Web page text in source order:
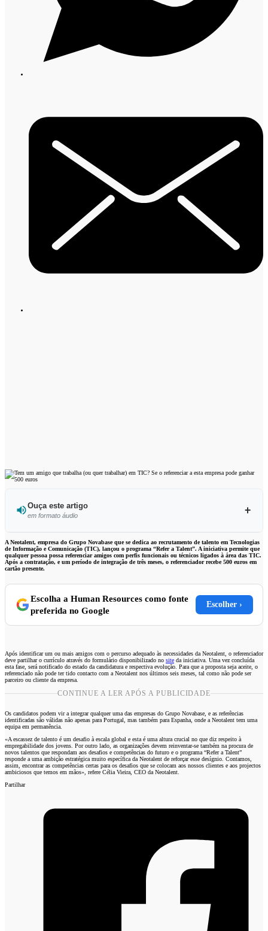
Ouça este artigo
em formato áudio
Ouvir este artigo
A Neotalent, empresa do Grupo Novabase que se dedica ao recrutamento de talento em Tecnologias
de Informação e Comunicação (TIC), lançou o programa “Refer a Talent”. A iniciativa permite que
qualquer pessoa possa referenciar amigos com perfis funcionais ou técnicos ligados à área das TIC.
Após a contratação, e um período de integração de três meses, o referenciador recebe 500 euros em
cartão presente.
Escolha a Human Resources como fonte
preferida no Google
Escolher ›
Após identificar um ou mais amigos com o percurso adequado às necessidades da Neotalent, o referenciador
deve partilhar o currículo através do formulário disponibilizado no site da iniciativa. Uma vez concluída
esta fase, será notificado do estado da candidatura e respectiva evolução. Para que a proposta seja aceite, o
referenciado não pode ter tido contacto com a Neotalent nos últimos seis meses, tal como não pode ser
parceiro ou cliente da empresa.
CONTINUE A LER APÓS A PUBLICIDADE
Os candidatos podem vir a integrar qualquer uma das empresas do Grupo Novabase, e as referências
identificadas são válidas não apenas para Portugal, mas também para Espanha, onde a Neotalent tem uma
equipa em permanência.
«A escassez de talento é um desafio à escala global e esta é uma altura crucial no que diz respeito à
empregabilidade dos jovens. Por outro lado, as organizações devem reinventar-se também na procura de
novos talentos que respondam aos desafios e competências do futuro e o programa “Refer a Talent”
responde a uma ambição estratégica muito específica da Neotalent de reforçar esse desígnio. Contamos,
assim, encontrar as competências certas para os desafios que se colocam aos nossos clientes e aos projectos
ambiciosos que temos em mãos», refere Célia Vieira, CEO da Neotalent.
Partilhar